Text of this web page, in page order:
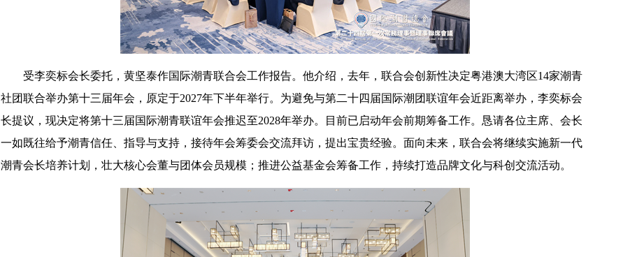
受李奕标会长委托，黄坚泰作国际潮青联合会工作报告。他介绍， 去年，联合会创新性决定粤港澳大湾区14家潮青
社团联合举办第十三届年会，原定于2027年下半年举行。为避免与第二十四届国际潮团联谊年会近距离举办，李奕标会
长提议，现决定将第十三届国际潮青联谊年会推迟至2028年举办。目前已启动年会前期筹备工作。恳请各位主席、会长
一如既往给予潮青信任、指导与支持，接待年会筹委会交流拜访，提出宝贵经验。面向未来，联合会将继续实施新一代
潮青会长培养计划，壮大核心会董与团体会员规模；推进公益基金会筹备工作，持续打造品牌文化与科创交流活动。